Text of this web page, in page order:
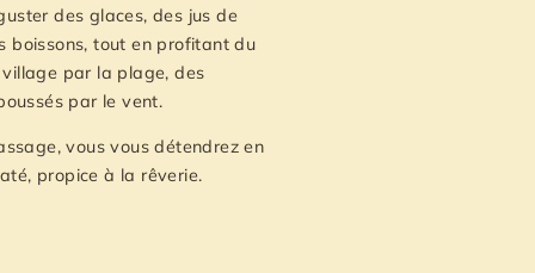
des glaces, des jus de
boissons, tout en profitant du
par la plage, des
par le vent.
vous vous détendrez en
propice à la rêverie.